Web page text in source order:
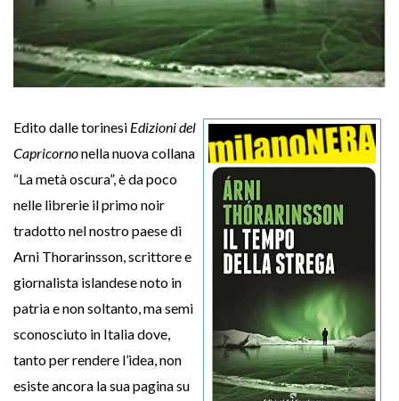
Edito dalle torinesi Edizioni del
Capricornonella nuova collana
“La metà oscura”, è da poco
nelle librerie il primo noir
tradotto nel nostro paese di
Arni Thorarinsson, scrittore e
giornalista islandese noto in
patria e non soltanto, ma semi
sconosciuto in Italia dove,
tanto per rendere l’idea, non
esiste ancora la sua pagina su